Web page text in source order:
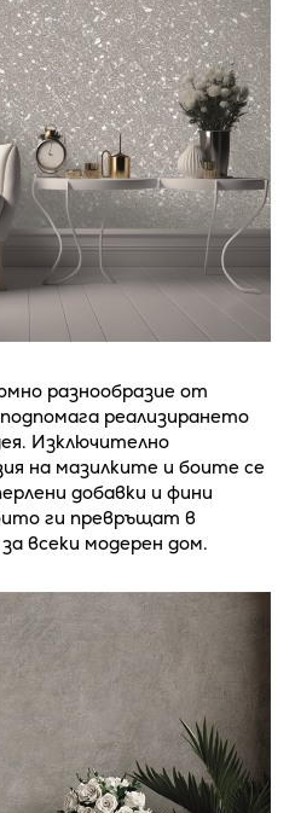
разнообразие от
реализирането
Изключително
на мазилките и боите се
добавки и фини
ги превръщат в
всеки модерен дом.